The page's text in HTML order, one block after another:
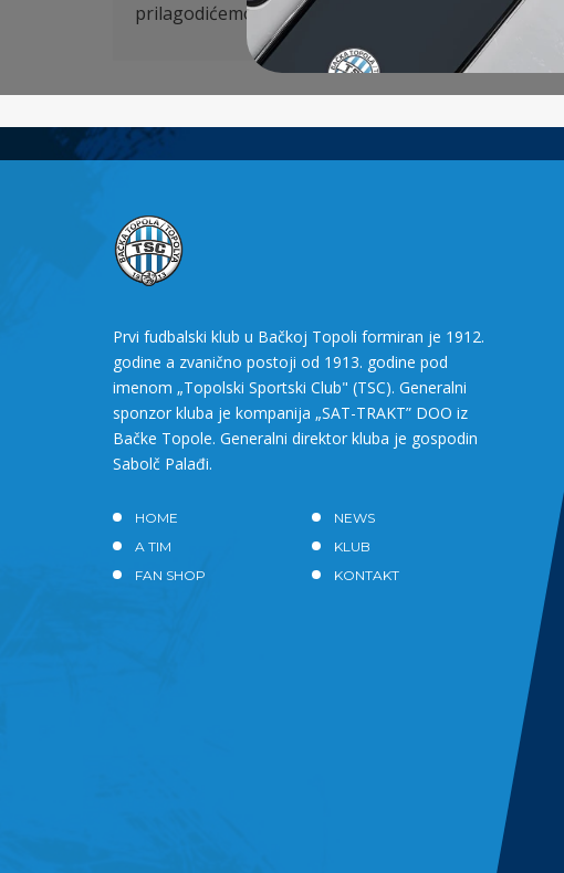
prilagodićemo se momentalno svim novim odlukama.
Prvi fudbalski klub u Bačkoj Topoli formiran je 1912.
godine a zvanično postoji od 1913. godine pod
imenom „Topolski Sportski Club" (TSC). Generalni
sponzor kluba je kompanija „SAT-TRAKT” DOO iz
Bačke Topole. Generalni direktor kluba je gospodin
Sabolč Palađi.
HOME
NEWS
A TIM
KLUB
FAN SHOP
KONTAKT